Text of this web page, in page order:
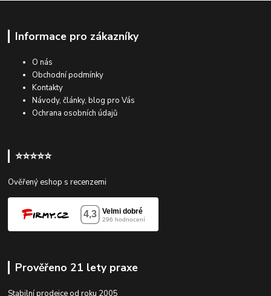
Informace pro zákazníky
O nás
Obchodní podmínky
Kontakty
Návody, články, blog pro Vás
Ochrana osobních údajů
⭐⭐⭐⭐⭐
Ověřený eshop s recenzemi
Prověřeno 21 lety praxe
Stabilní prodejce od roku 2005